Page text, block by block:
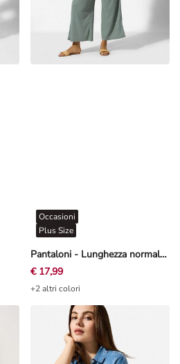
Pantaloni - Lunghezza normale - Petrolio
Occasioni
Plus Size
€ 17,99
+2 altri colori